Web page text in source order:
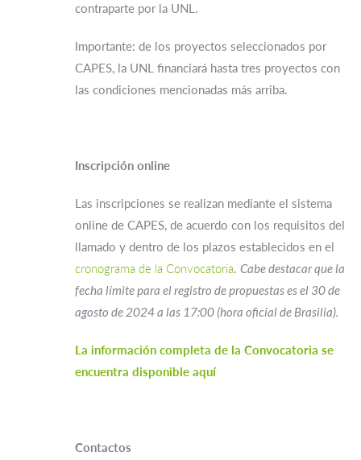
contraparte por la UNL.
Importante: de los proyectos seleccionados por
CAPES, la UNL financiará hasta tres proyectos con
las condiciones mencionadas más arriba.
Inscripción online
Las inscripciones se realizan mediante el sistema
online de CAPES, de acuerdo con los requisitos del
llamado y dentro de los plazos establecidos en el
cronograma de la Convocatoria. Cabe destacar que la
fecha límite para el registro de propuestas es el 30 de
agosto de 2024 a las 17:00 (hora oficial de Brasilia).
La información completa de la Convocatoria se
encuentra disponible aquí
Contactos